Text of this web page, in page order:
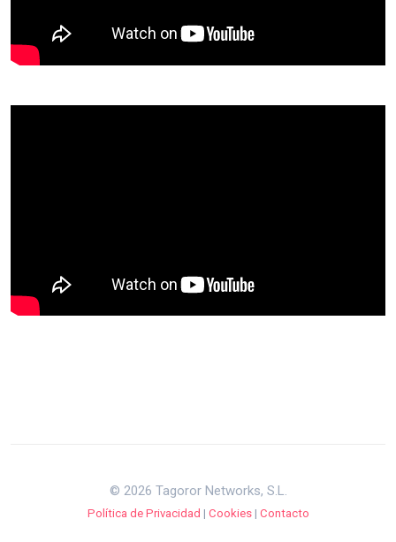
© 2026 Tagoror Networks, S.L.
Política de Privacidad | Cookies| Contacto